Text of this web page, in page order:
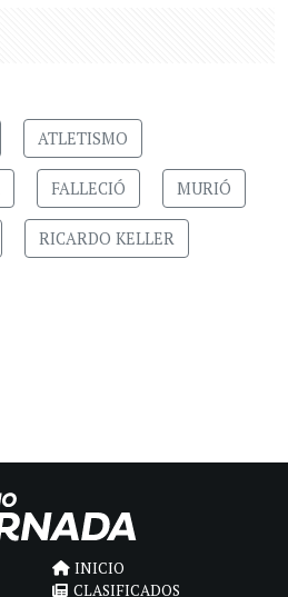
ATLETISMO
FALLECIÓ MURIÓ
RICARDO KELLER
INICIO
CLASIFICADOS